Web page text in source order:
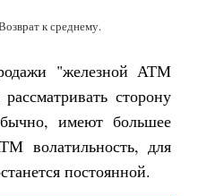
к среднему.
"железной АТМ
сторону
имеют большее
волатильность, для
постоянной.